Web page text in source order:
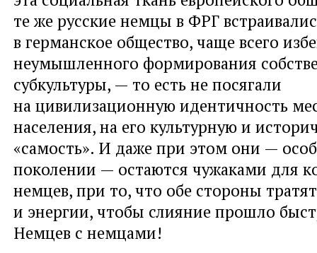
те же русские немцы в ФРГ
в германское общество, чаще всего
неумышленного формирования
субкультуры, — то есть не посягали
на цивилизационную идентичность
населения, на его культурную и
«самость». И даже при этом они —
поколении — остаются чужаками для
немцев, при то, что обе стороны
и энергии, чтобы слияние прошло
Немцев с немцами!